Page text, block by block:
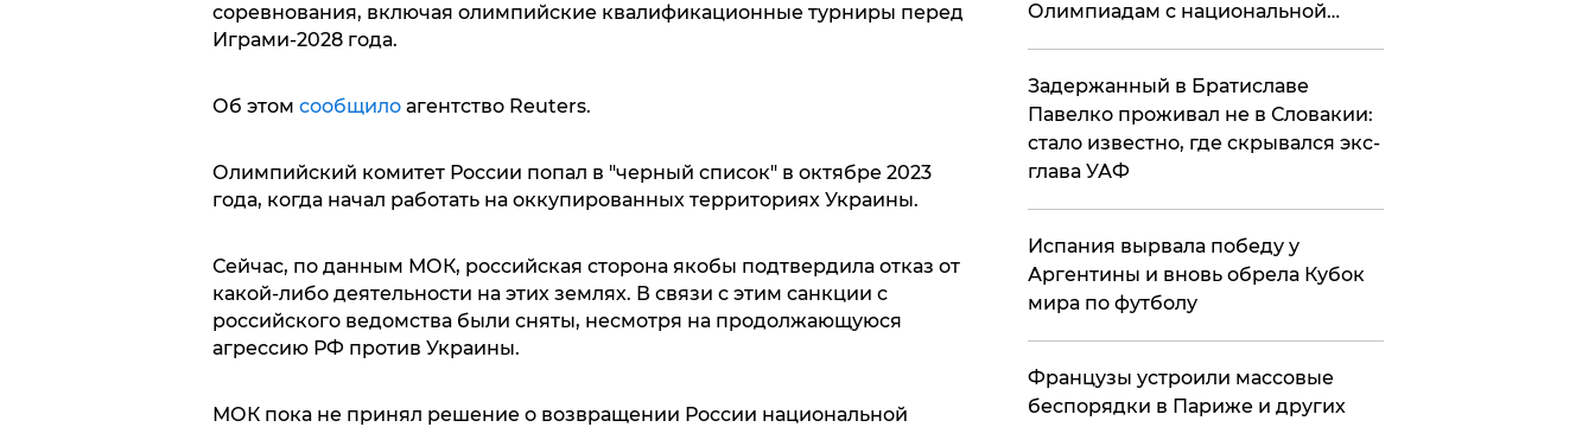
соревнования, включая олимпийские квалификационные турниры перед
Играми-2028 года.
Об этом сообщилоагентство Reuters.
Олимпийский комитет России попал в "черный список" в октябре 2023
года, когда начал работать на оккупированных территориях Украины.
Сейчас, по данным МОК, российская сторона якобы подтвердила отказ от
какой-либо деятельности на этих землях. В связи с этим санкции с
российского ведомства были сняты, несмотря на продолжающуюся
агрессию РФ против Украины.
МОК пока не принял решение о возвращении России национальной
Олимпиадам с национальной
Задержанный в Братиславе
Павелко проживал не в Словакии:
стало известно, где скрывался экс-
глава УАФ
Испания вырвала победу у
Аргентины и вновь обрела Кубок
мира по футболу
Французы устроили массовые
беспорядки в Париже и других